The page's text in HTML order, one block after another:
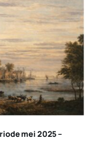
mei 2025 –